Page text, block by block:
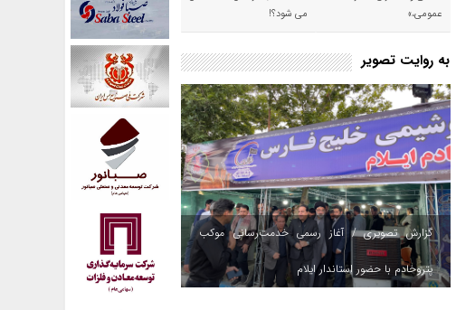
عمومی،»
می شود؟!
به روایت تصویر
گزارش تصویری / آغاز رسمی خدمت‌رسانی موکب
پتروخادم با حضور استاندار ایلام